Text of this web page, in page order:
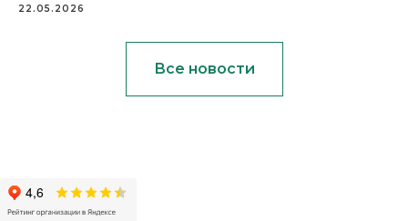
22.05.2026
Все новости